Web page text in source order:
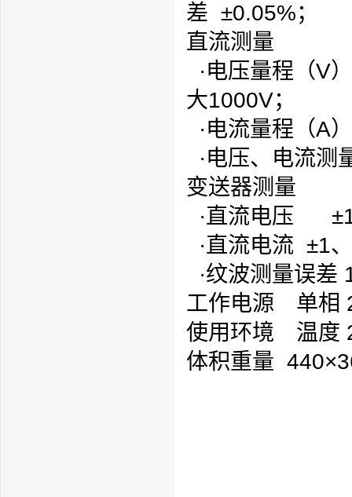
差 ±0.05%；
直流测量
·电压量程 （V
大1000V；
·电流量程 （A
·电压、电流测
变送器测量
·直流电压
·直流电流 ±1
·纹波测量误差
工作电源 单相
使用环境 温度
体积重量